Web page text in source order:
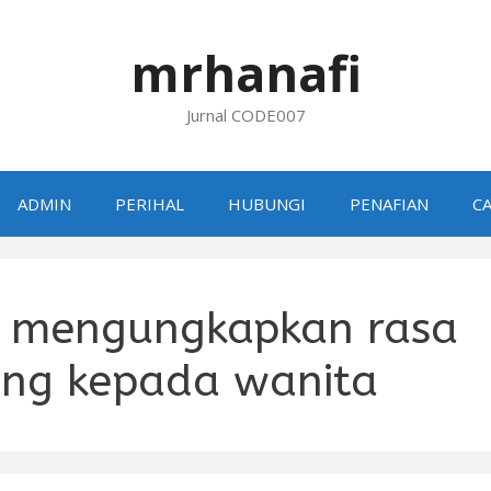
mrhanafi
Jurnal CODE007
ADMIN PERIHAL HUBUNGI PENAFIAN
rasa
kepada wanita